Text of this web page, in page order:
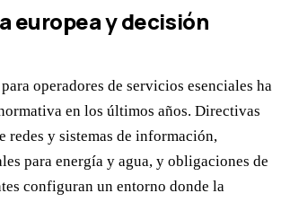
europea y decisión
operadores de servicios esenciales ha
en los últimos años. Directivas
redes y sistemas de información,
para energía y agua, y obligaciones de
configuran un entorno donde la